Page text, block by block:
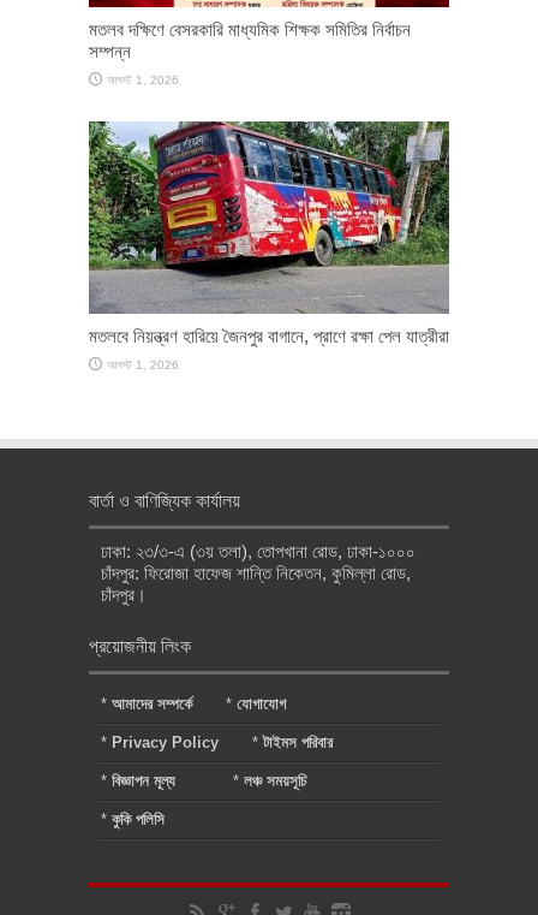
মতলব দক্ষিণে বেসরকারি মাধ্যমিক শিক্ষক সমিতির নির্বাচন
সম্পন্ন
আগস্ট 1, 2026
মতলবে নিয়ন্ত্রণ হারিয়ে জৈনপুর বাগানে, প্রাণে রক্ষা পেল যাত্রীরা
আগস্ট 1, 2026
বার্তা ও বাণিজ্যিক কার্যালয়
ঢাকা: ২৩/৩-এ (৩য় তলা), তোপখানা রোড, ঢাকা-১০০০
চাঁদপুর: ফিরোজা হাফেজ শান্তি নিকেতন, কুমিল্লা রোড,
চাঁদপুর।
প্রয়োজনীয় লিংক
* আমাদের সম্পর্কে * যোগাযোগ
* Privacy Policy *টাইমস পরিবার
* বিজ্ঞাপন মূল্য * লঞ্চ সময়সূচি
* কুকি পলিসি